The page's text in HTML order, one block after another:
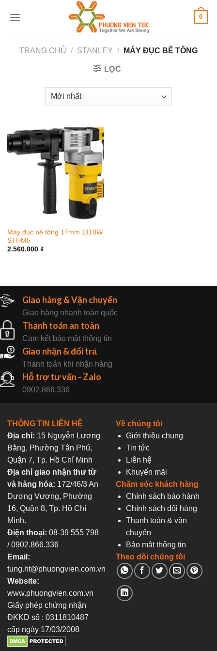
0
TRANG CHỦ / STANLEY / MÁY ĐỤC BÊ TÔNG
LỌC
Máy đục bê tông 17mm 1110W
STHM5
2.560.000 ₫
Giao hàng & Vận chuyển
Giao hàng nhanh toàn quốc
Thanh toán an toàn
Cam kết bảo mật thông tin
Giao nhận & đổi trả
Thanh toán khi nhận hàng
Hỗ trợ tư vấn - Zalo
0902.866.336
THÔNG TIN LIÊN HỆ
Địa chỉ: 15 Nguyễn Lương
Bằng, Phường Tân Phú,
Quận 7, Tp. Hồ Chí Minh
Địa chỉ giao nhận thư từ
và hàng hóa: 172/46/3 An
Dương Vương, Phường
16, Quận 8, Tp. Hồ Chí
Minh.
Điện thoại: 08-39 555 798
/ 0902.866.336
Email:
tung.ht@phuongvien.com.vn
Website:
www.phuongvien.com.vn
Giấy phép chứng nhận
ĐKKD số : 0311810487
cấp ngày 17/03/2008
Về chúng tôi
Giới thiệu chung
Tin tức
Liên hệ
Khuyến mãi
Chăm sóc khách hàng
Chính sách bảo hành
Chính sách đổi hàng
Thanh toán & vận
chuyển
Bảo mật thông tin
Theo dõi chúng tôi